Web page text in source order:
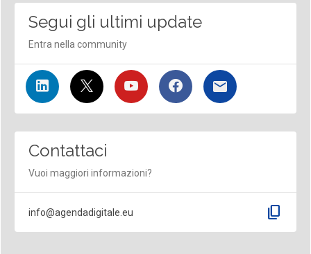
Segui gli ultimi update
Entra nella community
Contattaci
Vuoi maggiori informazioni?
info@agendadigitale.eu content_copy